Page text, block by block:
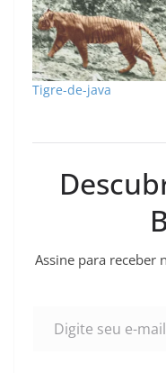
Tigre-de-java
Assine para receber